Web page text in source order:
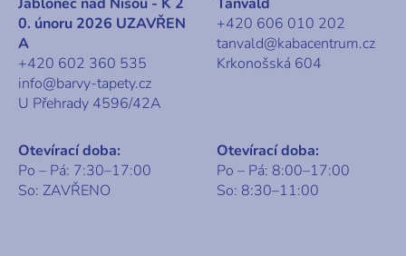
0. únoru 2026 UZAVŘEN
A
+420 602 360 535
info@barvy-tapety.cz
U Přehrady 4596/42A
+420 606 010 202
tanvald@kabacentrum.cz
Krkonošská 604
Otevírací doba:
Po – Pá: 7:30–17:00
So: ZAVŘENO
Otevírací doba:
Po – Pá: 8:00–17:00
So: 8:30–11:00